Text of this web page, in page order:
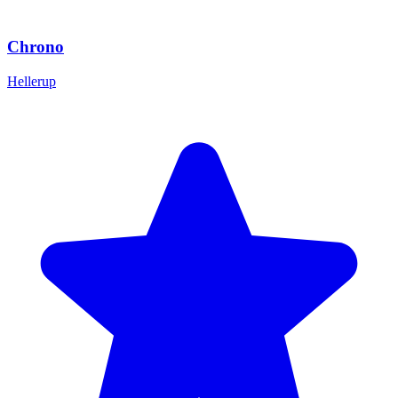
Chrono
Hellerup